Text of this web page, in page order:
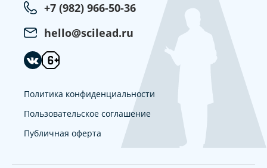
+7 (982) 966-50-36
hello@scilead.ru
Политика конфиденциальности
Пользовательское соглашение
Публичная оферта